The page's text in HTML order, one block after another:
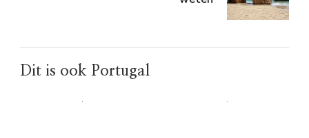
Dit is ook Portugal